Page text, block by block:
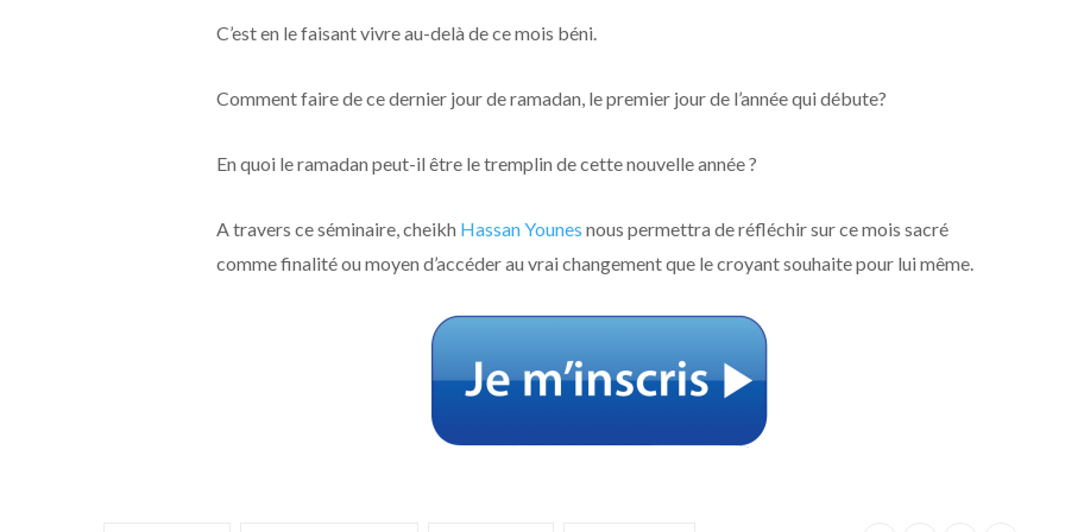
C’est en le faisant vivre au-delà de ce mois béni.
Comment faire de ce dernier jour de ramadan, le premier jour de l’année qui débute?
En quoi le ramadan peut-il être le tremplin de cette nouvelle année ?
A travers ce séminaire, cheikh Hassan Younes nous permettra de réfléchir sur ce mois sacré
comme finalité ou moyen d’accéder au vrai changement que le croyant souhaite pour lui même.